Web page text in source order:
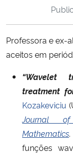
Ministério da Cidadania
Ministério de Minas e
Ministério da Ciência,
Ministério do Meio
Professora e ex-
aceitos em
“Wavelet
treatment
Kozakeviciu
Journal
Mathematics
funções